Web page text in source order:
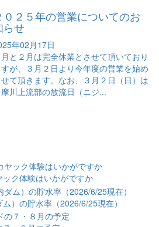
０２５年の営業についてのお
らせ
年02月17日
月と２月は完全休業とさせて頂いており
すが、３月２日より今年度の営業を始め
て頂きます。なお、３月２日（日）は
川上流部の放流日（ニジ...
ク体験はいかがですか
）の貯水率（2026/6/25現在）